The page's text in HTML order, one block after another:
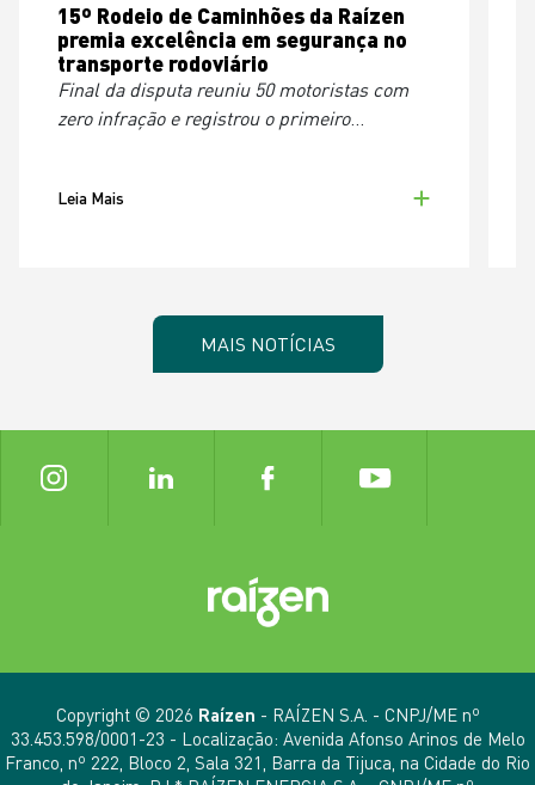
15º Rodeio de Caminhões da Raízen
premia excelência em segurança no
transporte rodoviário
Final da disputa reuniu 50 motoristas com
zero infração e registrou o primeiro
Leia Mais
MAIS NOTÍCIAS
Copyright © 2026 Raízen - RAÍZEN S.A. - CNPJ/ME nº
33.453.598/0001-23 - Localização: Avenida Afonso Arinos de Melo
Franco, nº 222, Bloco 2, Sala 321, Barra da Tijuca, na Cidade do Rio